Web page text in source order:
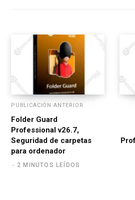
PUBLICACIÓN ANTERIOR
Folder Guard
Professional v26.7,
Seguridad de carpetas
para ordenador
2 MINUTOS LEÍDOS